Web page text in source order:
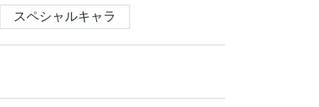
スペシャルキャラ